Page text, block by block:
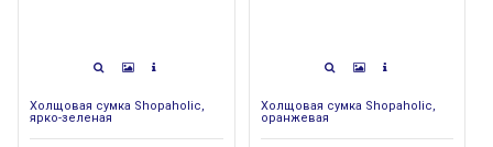
Холщовая сумка Shopaholic,
ярко-зеленая
Холщовая сумка Shopaholic,
оранжевая